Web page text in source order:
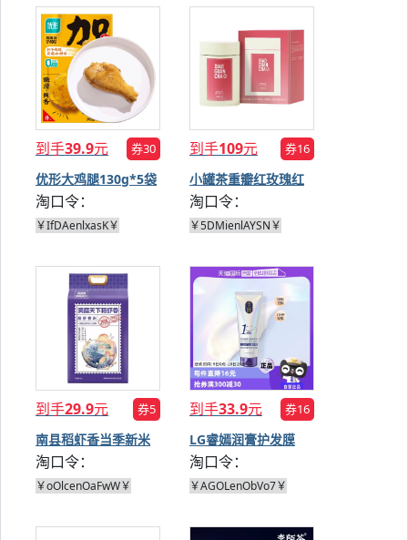
到手39.9元 券30
优形大鸡腿130g*5袋
淘口令：
￥IfDAenlxasK￥
到手109元 券16
小罐茶重瓣红玫瑰红
茶50g
淘口令：
￥5DMienlAYSN￥
到手29.9元 券5
南县稻虾香当季新米
5kg
淘口令：
￥oOlcenOaFwW￥
到手33.9元 券16
LG睿嫣润膏护发膜
200g
淘口令：
￥AGOLenObVo7￥